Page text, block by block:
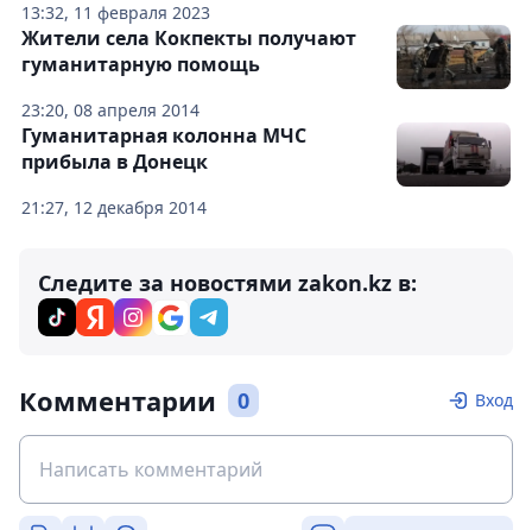
13:32, 11 февраля 2023
23:20, 08 апреля 2014
Жители села Кокпекты получают
гуманитарную помощь
21:27, 12 декабря 2014
Гуманитарная колонна МЧС
прибыла в Донецк
Следите за новостями zakon.kz в:
Комментарии 0 Вход